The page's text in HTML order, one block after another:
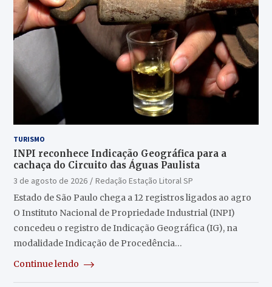
TURISMO
INPI reconhece Indicação Geográfica para a
cachaça do Circuito das Águas Paulista
3 de agosto de 2026
Redação Estação Litoral SP
Estado de São Paulo chega a 12 registros ligados ao agro
O Instituto Nacional de Propriedade Industrial (INPI)
concedeu o registro de Indicação Geográfica (IG), na
modalidade Indicação de Procedência…
Continue lendo